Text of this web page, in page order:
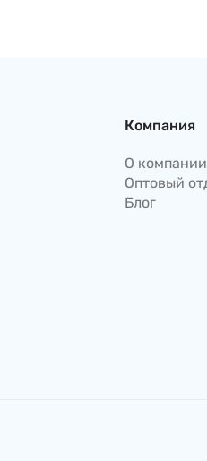
Компания
О компании
Оптовый
Блог